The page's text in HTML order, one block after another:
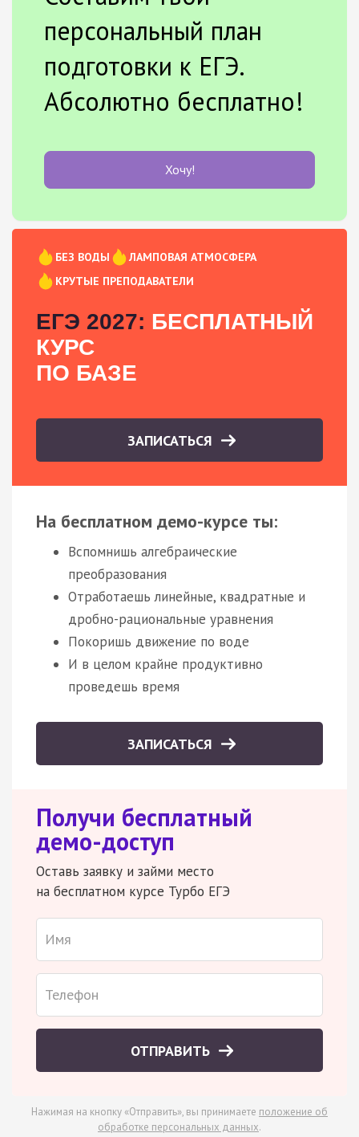
персональный план
подготовки к ЕГЭ.
Абсолютно бесплатно!
Хочу!
БЕЗ ВОДЫ
ЛАМПОВАЯ АТМОСФЕРА
КРУТЫЕ ПРЕПОДАВАТЕЛИ
ЕГЭ 2027: БЕСПЛАТНЫЙ
КУРС
ПО БАЗЕ
ЗАПИСАТЬСЯ
На бесплатном демо-курсе ты:
Вспомнишь алгебраические
преобразования
Отработаешь линейные, квадратные и
дробно-рациональные уравнения
Покоришь движение по воде
И в целом крайне продуктивно
проведешь время
ЗАПИСАТЬСЯ
Получи бесплатный
демо-доступ
Оставь заявку и займи место
на бесплатном курсе Турбо ЕГЭ
ОТПРАВИТЬ
Нажимая на кнопку «Отправить», вы принимаете положение об
обработке персональных данных.